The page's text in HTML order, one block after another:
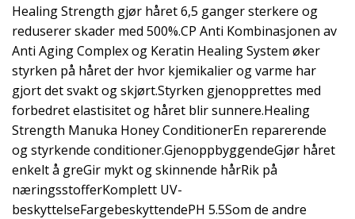
Healing Strength gjør håret 6,5 ganger sterkere og
reduserer skader med 500%.CP Anti Kombinasjonen av
Anti Aging Complex og Keratin Healing System øker
styrken på håret der hvor kjemikalier og varme har
gjort det svakt og skjørt.Styrken gjenopprettes med
forbedret elastisitet og håret blir sunnere.Healing
Strength Manuka Honey ConditionerEn reparerende
og styrkende conditioner.GjenoppbyggendeGjør håret
enkelt å greGir mykt og skinnende hårRik på
næringsstofferKomplett UV-
beskyttelseFargebeskyttendePH 5.5Som de andre